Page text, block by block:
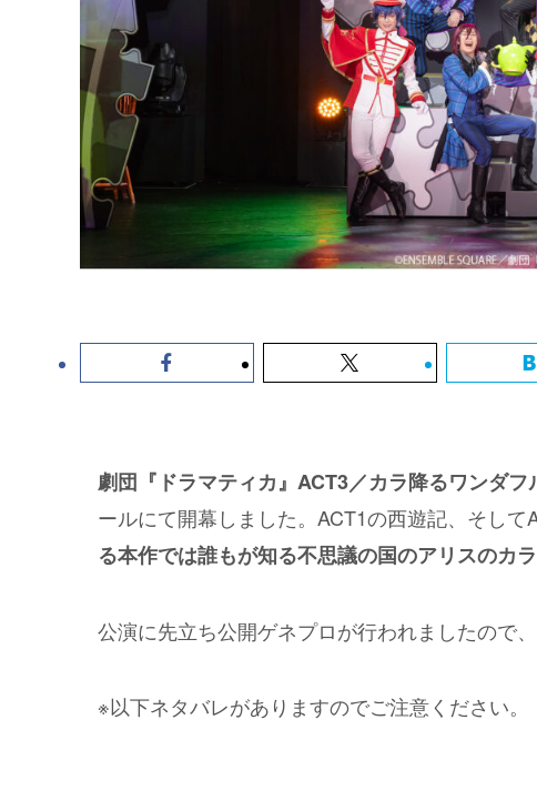
劇団『ドラマティカ』ACT3／カラ降るワンダフ
ールにて開幕しました。ACT1の西遊記、そして
る本作では誰もが知る不思議の国のアリスのカ
公演に先立ち公開ゲネプロが行われましたので
※以下ネタバレがありますのでご注意ください。